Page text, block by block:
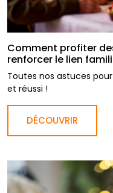
Comment profiter
renforcer le lien
Toutes nos astuces
et réussi !
DÉCOUVRIR